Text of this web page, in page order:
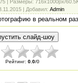
| Размеры: 716x1000px/
| Добавил: Admin
в реальном
Рейтинг: 0.0/0